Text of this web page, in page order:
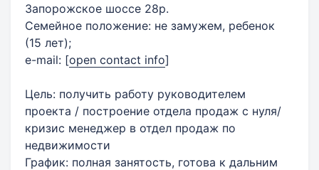
Запорожское шоссе 28р.
Семейное положение: не замужем, ребенок
(15 лет);
e-mail: [open contact info]
Цель: получить работу руководителем
проекта / построение отдела продаж с нуля/
кризис менеджер в отдел продаж по
недвижимости
График: полная занятость, готова к дальним